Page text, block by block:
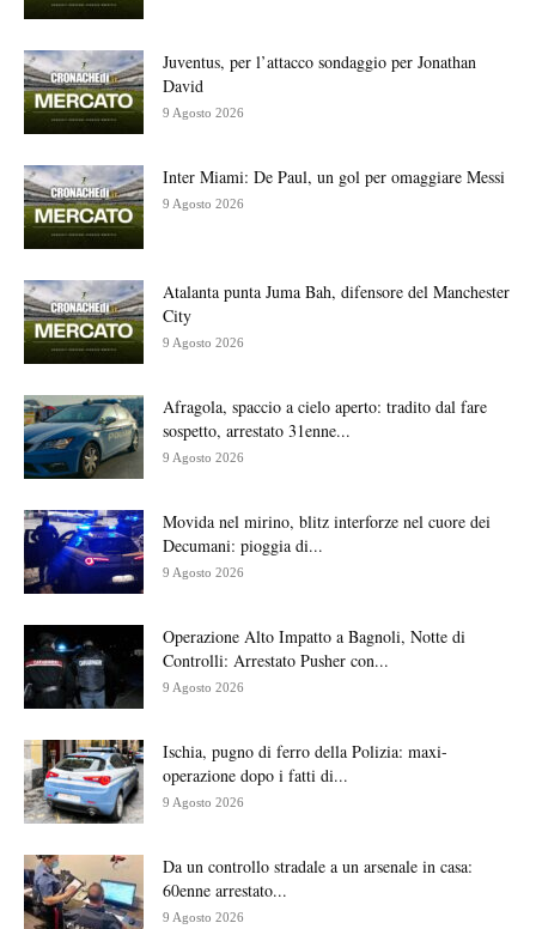
Juventus, per l’attacco sondaggio per Jonathan
David
9 Agosto 2026
Inter Miami: De Paul, un gol per omaggiare Messi
9 Agosto 2026
Atalanta punta Juma Bah, difensore del Manchester
City
9 Agosto 2026
Afragola, spaccio a cielo aperto: tradito dal fare
sospetto, arrestato 31enne...
9 Agosto 2026
Movida nel mirino, blitz interforze nel cuore dei
Decumani: pioggia di...
9 Agosto 2026
Operazione Alto Impatto a Bagnoli, Notte di
Controlli: Arrestato Pusher con...
9 Agosto 2026
Ischia, pugno di ferro della Polizia: maxi-
operazione dopo i fatti di...
9 Agosto 2026
Da un controllo stradale a un arsenale in casa:
60enne arrestato...
9 Agosto 2026